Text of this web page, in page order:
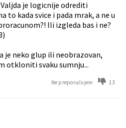
je logicnije odrediti
to kada svice i pada mrak, a ne u
Ili izgleda bas i ne?
je neko glup ili neobrazovan,
otkloniti svaku sumnju...
Ne preporučujem 13